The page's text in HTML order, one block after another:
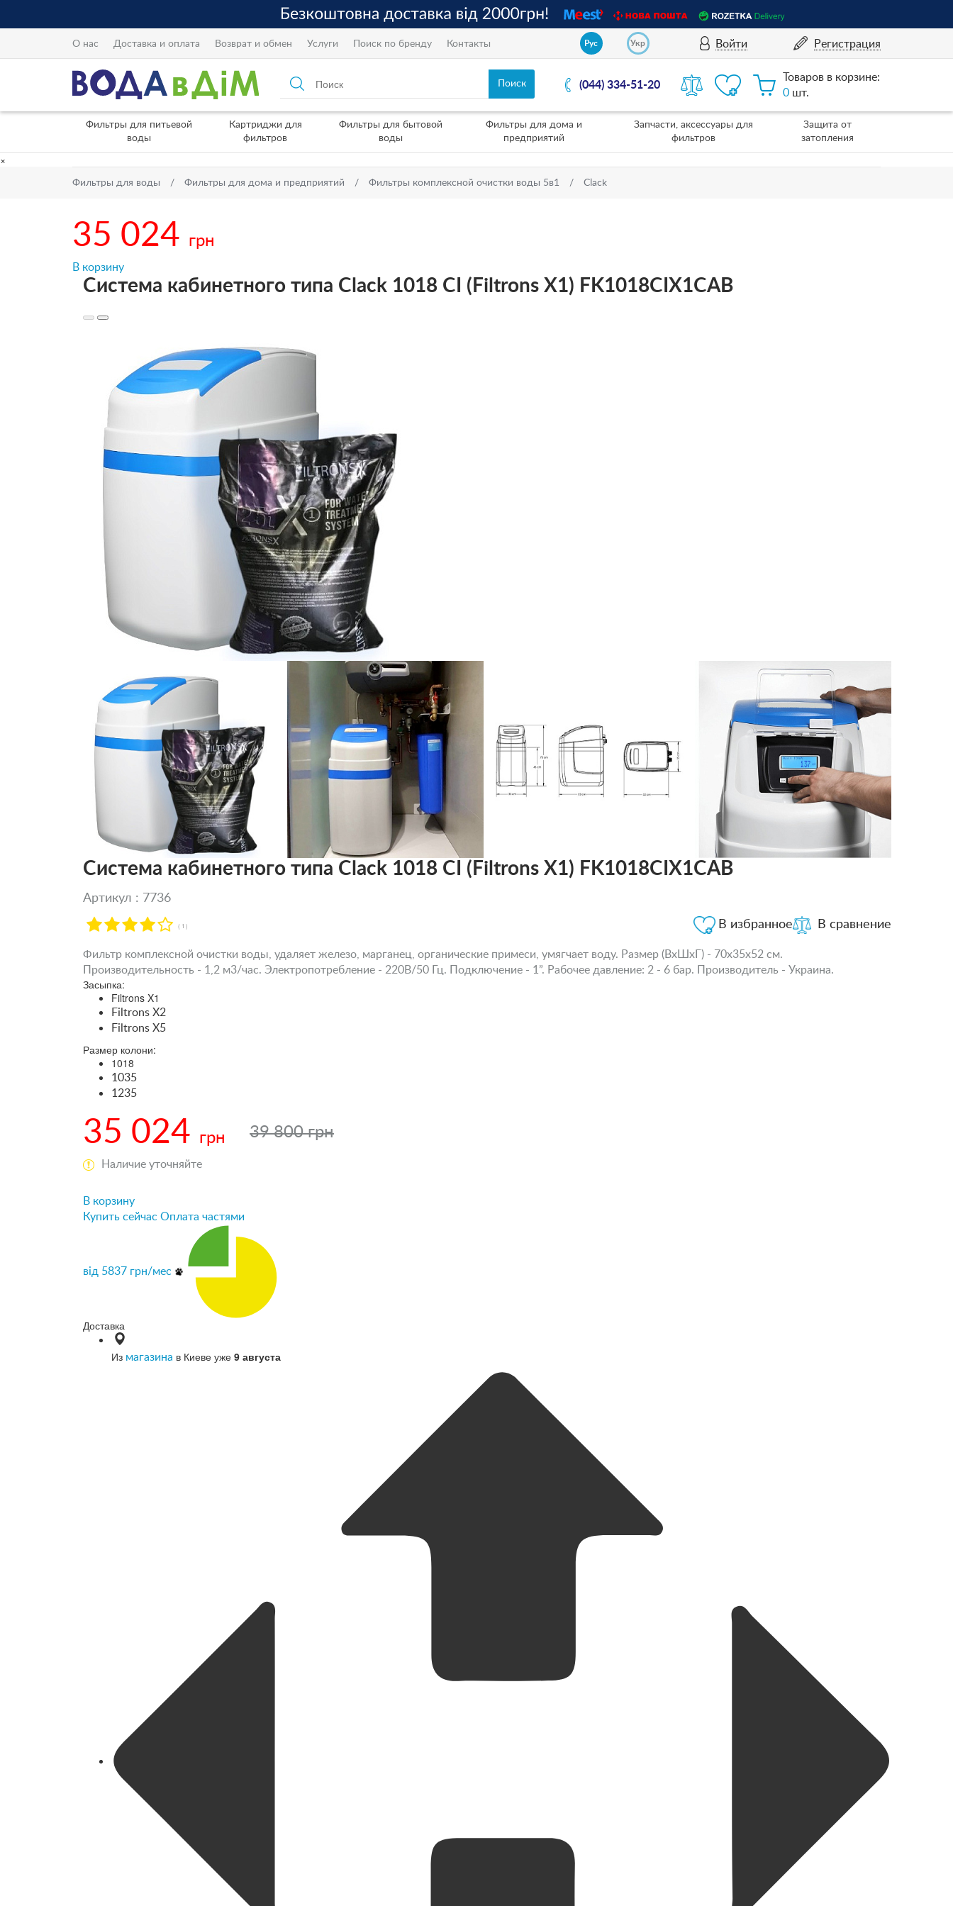
О нас Доставка и оплата Возврат и обмен Услуги Поиск по бренду Контакты Рус Укр Войти Регистрация
(044) 334-51-20
Товаров в корзине:
0 шт.
Фильтры для питьевой
воды
Картриджи для
фильтров
Фильтры для бытовой
воды
Фильтры для дома и
предприятий
Запчасти, аксессуары для
фильтров
Защита от
затопления
×
Фильтры для воды Фильтры для дома и предприятий Фильтры комплексной очистки воды 5в1 Clack
35 024 грн
В корзину
Система кабинетного типа Clack 1018 CI (Filtrons X1) FK1018CIX1CAB
Система кабинетного типа Clack 1018 CI (Filtrons X1) FK1018CIX1CAB
Артикул : 7736
( 1 ) В сравнение
В избранное
Фильтр комплексной очистки воды, удаляет железо, марганец, органические примеси, умягчает воду. Размер (ВхШхГ) - 70х35х52 см.
Производительность - 1,2 м3/час. Электропотребление - 220В/50 Гц. Подключение - 1”. Рабочее давление: 2 - 6 бар. Производитель - Украина.
Засыпка:
Filtrons X1
Filtrons X2
Filtrons X5
Размер колони:
1018
1035
1235
35 024 грн 39 800 грн
Наличие уточняйте
В корзину
Купить сейчас Оплата частями
від 5837 грн/мес
Доставка
Из магазина в Киеве уже 9 августа